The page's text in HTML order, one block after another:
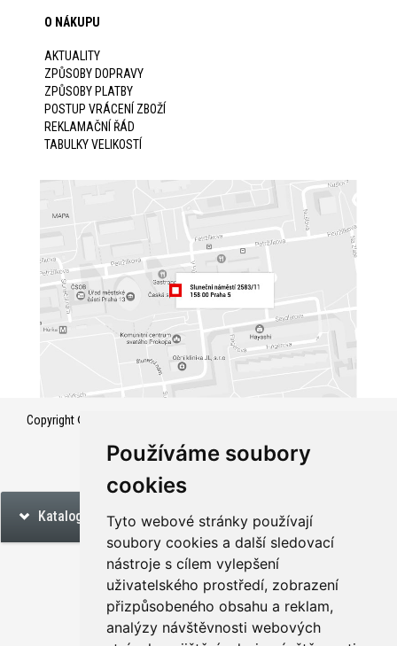
Používáme soubory
cookies
Tyto webové stránky používají
soubory cookies a další sledovací
nástroje s cílem vylepšení
uživatelského prostředí, zobrazení
přizpůsobeného obsahu a reklam,
analýzy návštěvnosti webových
O NÁKUPU
AKTUALITY
ZPŮSOBY DOPRAVY
ZPŮSOBY PLATBY
POSTUP VRÁCENÍ ZBOŽÍ
REKLAMAČNÍ ŘÁD
TABULKY VELIKOSTÍ
Copyright © HONZA s.r.o.
Katalog